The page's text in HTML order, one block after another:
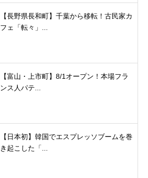
【長野県長和町】千葉から移転！古民家カ
フェ「転々」...
【富山・上市町】8/1オープン！本場フラ
ンス人パテ...
【日本初】韓国でエスプレッソブームを巻
き起こした「...